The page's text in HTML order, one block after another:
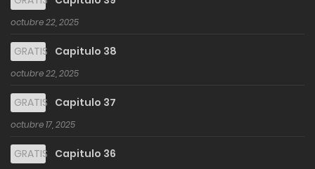
octubre 22, 2025
GRATIS Capitulo 38
octubre 22, 2025
GRATIS Capitulo 37
octubre 17, 2025
GRATIS Capitulo 36